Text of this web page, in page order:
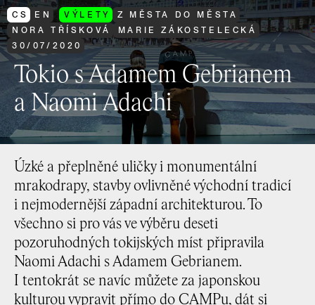
CS EN VÝLETY
Z MĚSTA DO MĚSTA
NORA TŘÍSKOVÁ
MARIE ZÁKOSTELECKÁ
30/ 07/ 2020
Tokio s Adamem Gebrianem
a Naomi Adachi
Úzké a přeplněné uličky i monumentální
mrakodrapy, stavby ovlivněné východní tradicí
i nejmodernější západní architekturou. To
všechno si pro vás ve výběru deseti
pozoruhodných tokijských míst připravila
Naomi Adachi s Adamem Gebrianem.
I tentokrát se navíc můžete za japonskou
kulturou vypravit přímo do CAMPu, dát si